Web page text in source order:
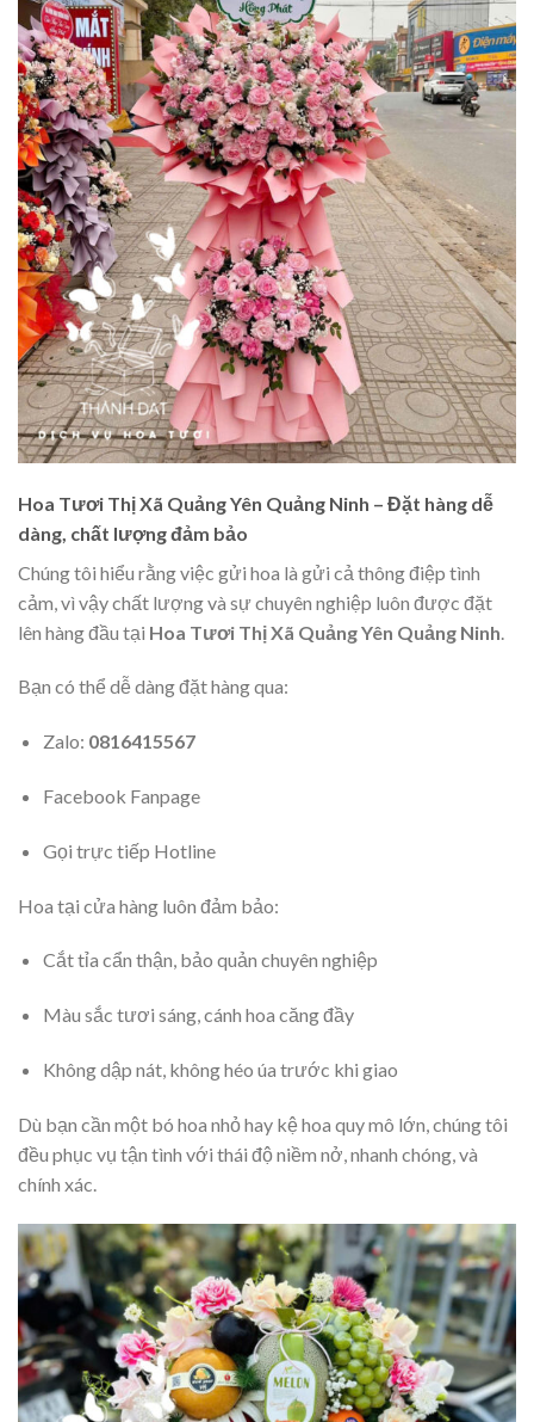
Hoa Tươi Thị Xã Quảng Yên Quảng Ninh – Đặt hàng dễ
dàng, chất lượng đảm bảo
Chúng tôi hiểu rằng việc gửi hoa là gửi cả thông điệp tình
cảm, vì vậy chất lượng và sự chuyên nghiệp luôn được đặt
lên hàng đầu tại Hoa Tươi Thị Xã Quảng Yên Quảng Ninh
Bạn có thể dễ dàng đặt hàng qua:
Zalo: 0816415567
Facebook Fanpage
Gọi trực tiếp Hotline
Hoa tại cửa hàng luôn đảm bảo:
Cắt tỉa cẩn thận, bảo quản chuyên nghiệp
Màu sắc tươi sáng, cánh hoa căng đầy
Không dập nát, không héo úa trước khi giao
Dù bạn cần một bó hoa nhỏ hay kệ hoa quy mô lớn, chúng tôi
đều phục vụ tận tình với thái độ niềm nở, nhanh chóng, và
chính xác.